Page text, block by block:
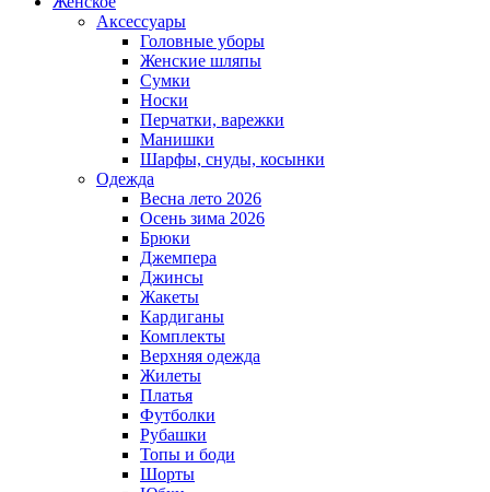
Аксессуары
Головные уборы
Женские шляпы
Сумки
Носки
Перчатки, варежки
Манишки
Шарфы, снуды, косынки
Одежда
Весна лето 2026
Осень зима 2026
Брюки
Джемпера
Джинсы
Жакеты
Кардиганы
Комплекты
Верхняя одежда
Жилеты
Платья
Футболки
Рубашки
Топы и боди
Шорты